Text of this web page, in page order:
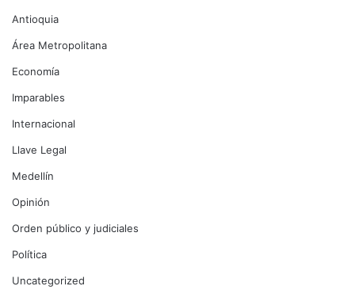
Antioquia
Área Metropolitana
Economía
Imparables
Internacional
Llave Legal
Medellín
Opinión
Orden público y judiciales
Política
Uncategorized